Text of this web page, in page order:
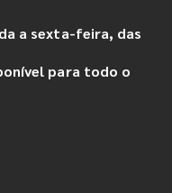
a sexta-feira, das
para todo o